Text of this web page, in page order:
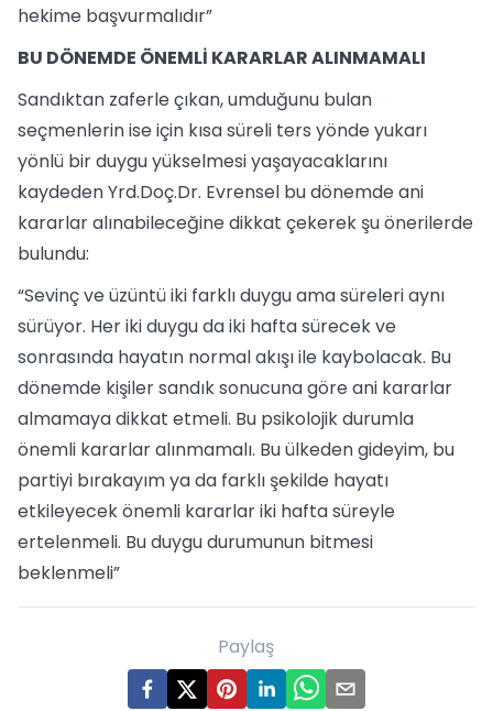
hekime başvurmalıdır”
BU DÖNEMDE ÖNEMLİ KARARLAR ALINMAMALI
Sandıktan zaferle çıkan, umduğunu bulan
seçmenlerin ise için kısa süreli ters yönde yukarı
yönlü bir duygu yükselmesi yaşayacaklarını
kaydeden Yrd.Doç.Dr. Evrensel bu dönemde ani
kararlar alınabileceğine dikkat çekerek şu önerilerde
bulundu:
“Sevinç ve üzüntü iki farklı duygu ama süreleri aynı
sürüyor. Her iki duygu da iki hafta sürecek ve
sonrasında hayatın normal akışı ile kaybolacak. Bu
dönemde kişiler sandık sonucuna göre ani kararlar
almamaya dikkat etmeli. Bu psikolojik durumla
önemli kararlar alınmamalı. Bu ülkeden gideyim, bu
partiyi bırakayım ya da farklı şekilde hayatı
etkileyecek önemli kararlar iki hafta süreyle
ertelenmeli. Bu duygu durumunun bitmesi
beklenmeli”
Paylaş